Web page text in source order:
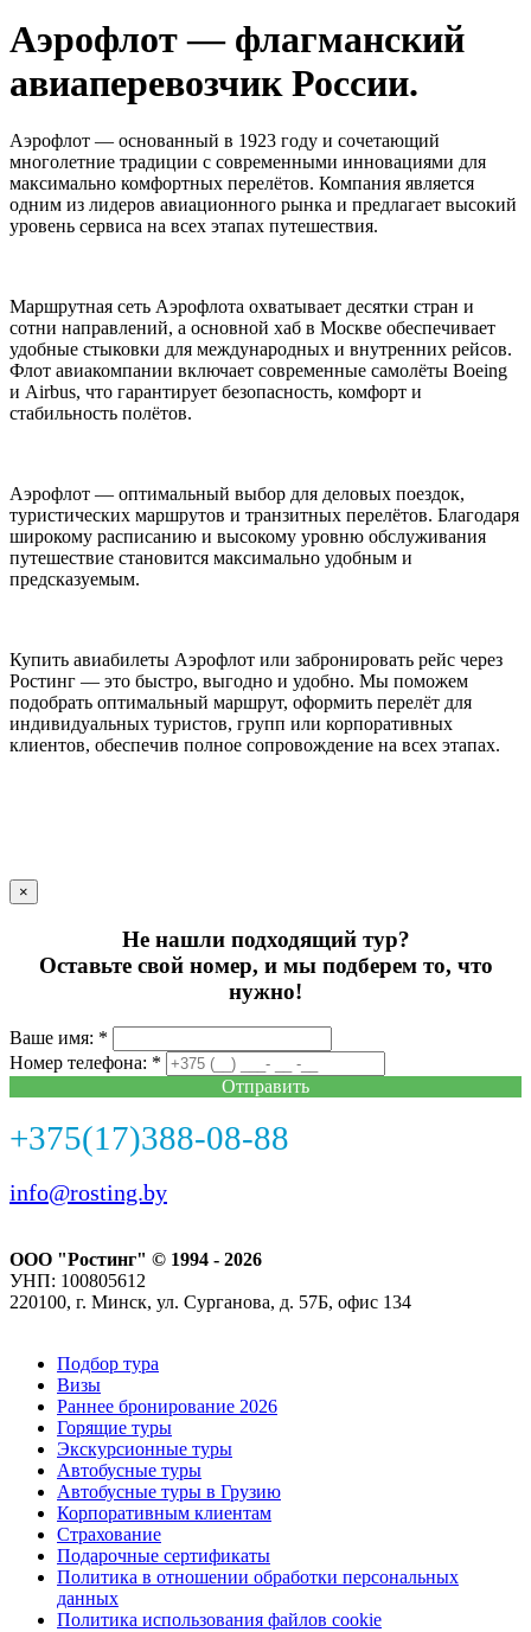
Аэрофлот — флагманский
авиаперевозчик России.
Аэрофлот — основанный в 1923 году и сочетающий
многолетние традиции с современными инновациями для
максимально комфортных перелётов. Компания является
одним из лидеров авиационного рынка и предлагает высокий
уровень сервиса на всех этапах путешествия.
Маршрутная сеть Аэрофлота охватывает десятки стран и
сотни направлений, а основной хаб в Москве обеспечивает
удобные стыковки для международных и внутренних рейсов.
Флот авиакомпании включает современные самолёты Boeing
и Airbus, что гарантирует безопасность, комфорт и
стабильность полётов.
Аэрофлот — оптимальный выбор для деловых поездок,
туристических маршрутов и транзитных перелётов. Благодаря
широкому расписанию и высокому уровню обслуживания
путешествие становится максимально удобным и
предсказуемым.
Купить авиабилеты Аэрофлот или забронировать рейс через
Ростинг — это быстро, выгодно и удобно. Мы поможем
подобрать оптимальный маршрут, оформить перелёт для
индивидуальных туристов, групп или корпоративных
клиентов, обеспечив полное сопровождение на всех этапах.
×
Не нашли подходящий тур?
Оставьте свой номер, и мы подберем то, что
нужно!
Ваше имя: *
Номер телефона: *
Отправить
+375(17)388-08-88
info@rosting.by
ООО "Ростинг" © 1994 - 2026
УНП: 100805612
220100, г. Минск, ул. Сурганова, д. 57Б, офис 134
Подбор тура
Визы
Раннее бронирование 2026
Горящие туры
Экскурсионные туры
Автобусные туры
Автобусные туры в Грузию
Корпоративным клиентам
Страхование
Подарочные сертификаты
Политика в отношении обработки персональных
данных
Политика использования файлов cookie